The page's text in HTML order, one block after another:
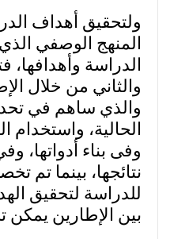
ولتحقيق أهداف
المنهج الوصفي
الدراسة وأهدافها،
والثاني من خلال
والذي ساهم في
الحالية، واستخدام
وفى بناء أدواتها،
نتائجها، بينما تم
للدراسة لتحقيق
بين الإطارين يمكن